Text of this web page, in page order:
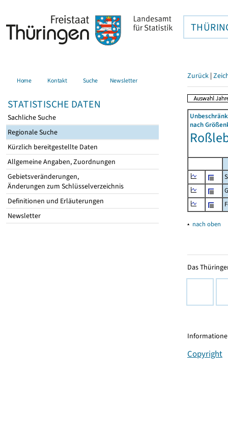
Home Kontakt Suche Newsletter
STATISTISCHE DATEN
Sachliche Suche
Regionale Suche
Kürzlich bereitgestellte Daten
Allgemeine Angaben, Zuordnungen
Gebietsveränderungen,
Änderungen zum Schlüsselverzeichnis
Definitionen und Erläuterungen
Newsletter
Zurück |
nach
▴ nach oben
Das
Copyright